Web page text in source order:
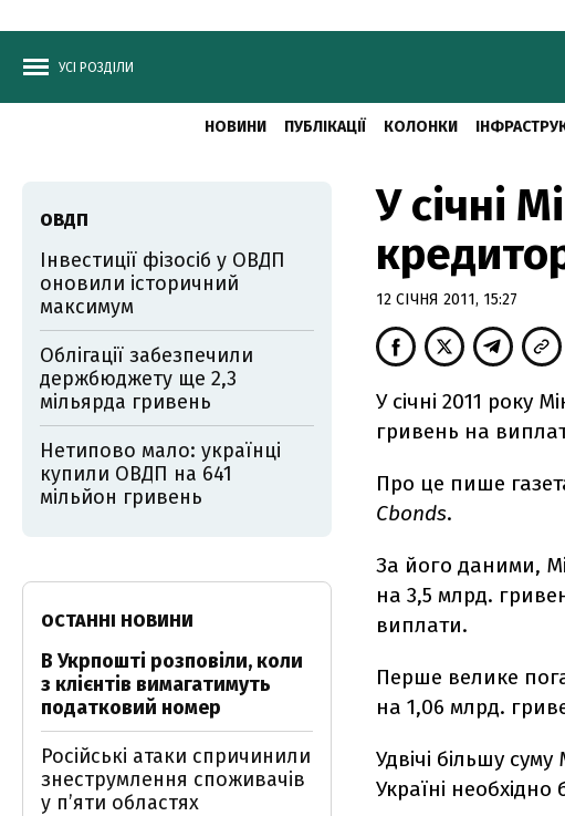
УСІ РОЗДІЛИ
НОВИНИ ПУБЛІКАЦІЇ КОЛОНКИ
У січні
12 СІЧНЯ 2011, 15:27
У січні 2011 року
гривень на
Про це пише
Cbonds.
За його даними,
на 3,5 млрд.
виплати.
Перше велике
на 1,06 млрд.
Удвічі більшу
Україні
ОВДП
Інвестиції фізосіб у ОВДП
оновили історичний
максимум
Облігації забезпечили
держбюджету ще 2,3
мільярда гривень
Нетипово мало: українці
купили ОВДП на 641
мільйон гривень
ОСТАННІ НОВИНИ
В Укрпошті розповіли, коли
з клієнтів вимагатимуть
податковий номер
Російські атаки спричинили
знеструмлення споживачів
у п’яти областях